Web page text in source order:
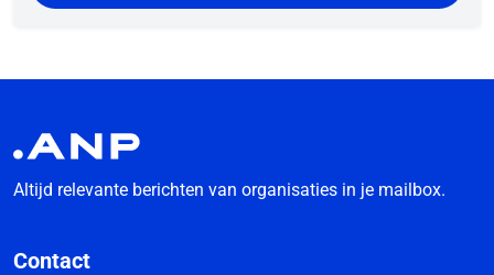
Altijd relevante berichten van organisaties in je mailbox.
Contact